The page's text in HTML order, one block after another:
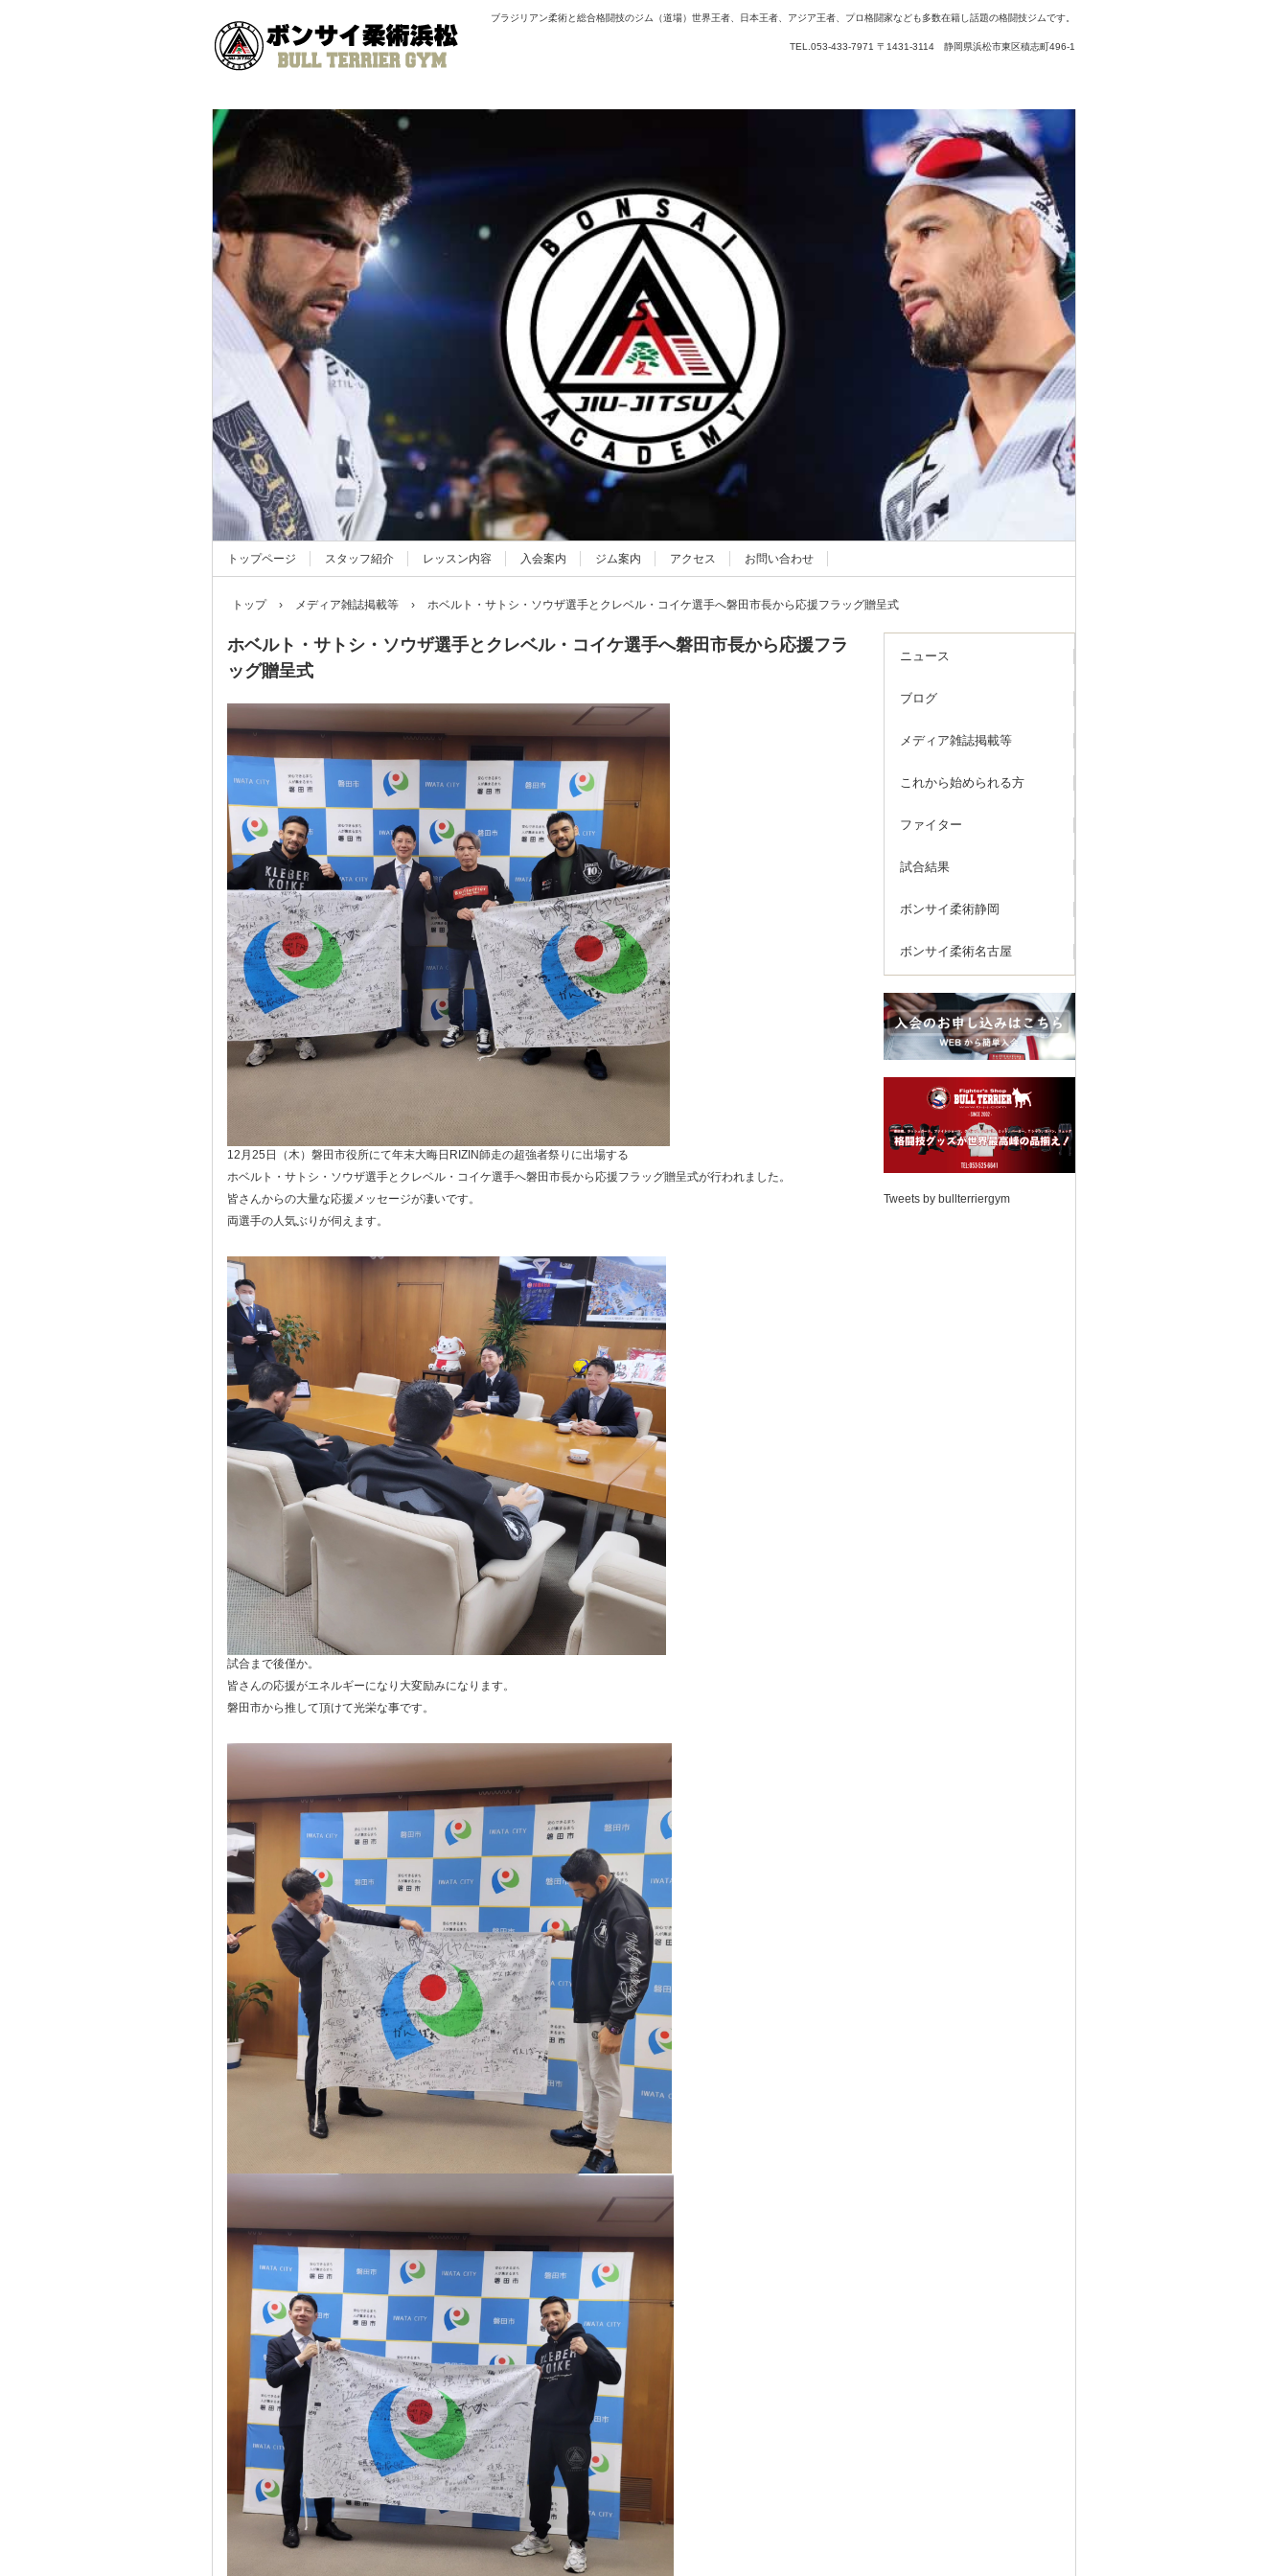
ブラジリアン柔術と総合格闘技のジム（道場）世界王者、日本王者、アジア王者、プロ格闘家なども多数在籍し話題の格闘技ジムです。
TEL.053-433-7971 〒1431-3114 静岡県浜松市東区積志町496-1
トップページ スタッフ紹介 レッスン内容 入会案内 ジム案内 アクセス お問い合わせ
トップ › メディア雑誌掲載等 › ホベルト・サトシ・ソウザ選手とクレベル・コイケ選手へ磐田市長から応援フラッグ贈呈式
ホベルト・サトシ・ソウザ選手とクレベル・コイケ選手へ磐田市長から応援フラ
ッグ贈呈式
12月25日（木）磐田市役所にて年末大晦日RIZIN師走の超強者祭りに出場する
ホベルト・サトシ・ソウザ選手とクレベル・コイケ選手へ磐田市長から応援フラッグ贈呈式が行われました。
皆さんからの大量な応援メッセージが凄いです。
両選手の人気ぶりが伺えます。
試合まで後僅か。
皆さんの応援がエネルギーになり大変励みになります。
磐田市から推して頂けて光栄な事です。
ニュース
ブログ
メディア雑誌掲載等
これから始められる方
ファイター
試合結果
ボンサイ柔術静岡
ボンサイ柔術名古屋
Tweets by bullterriergym